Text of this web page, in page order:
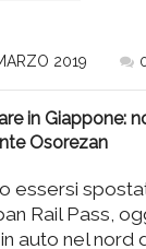
2019
in Giappone:
Osorezan
essersi
Rail Pass,
auto nel nord